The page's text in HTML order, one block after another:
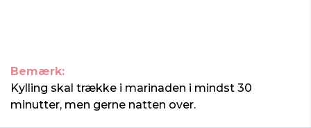
Bemærk:
Kylling skal trække i marinaden i mindst 30
minutter, men gerne natten over.